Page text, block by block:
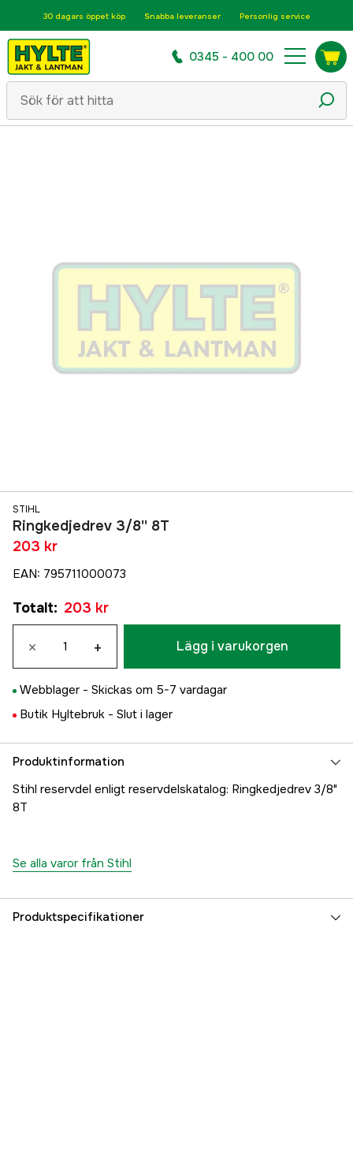
30 dagars öppet köp Snabba leveranser Personlig service
0345 - 400 00
STIHL
Ringkedjedrev 3/8'' 8T
203 kr
EAN: 795711000073
Totalt: 203 kr
× + Lägg i varukorgen
Webblager - Skickas om 5-7 vardagar
Butik Hyltebruk - Slut i lager
Produktinformation
Stihl reservdel enligt reservdelskatalog: Ringkedjedrev 3/8"
8T
Se alla varor från Stihl
Produktspecifikationer